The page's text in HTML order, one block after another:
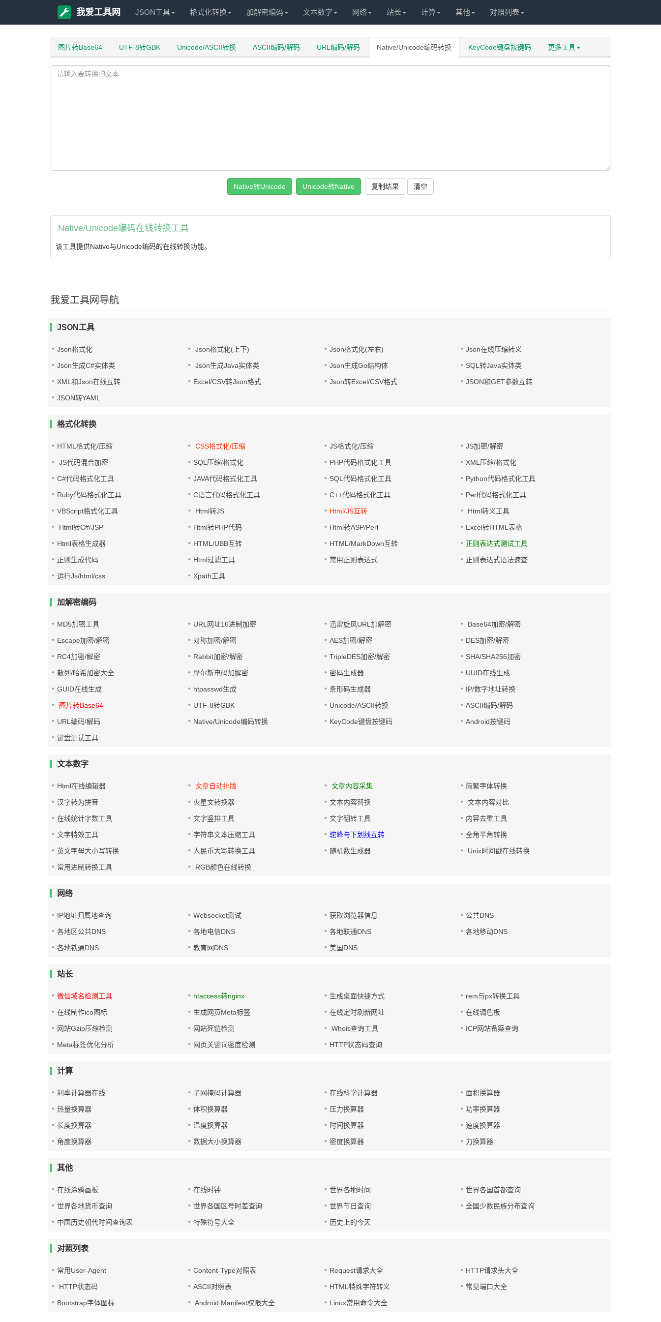
我爱工具网 JSON工具 格式化转换 加解密编码 文本数字 网络 站长 计算 其他 对照列表
图片转Base64 UTF-8转GBK Unicode/ASCII转换 ASCII编码/解码 URL编码/解码 Native/Unicode编码转换 KeyCode键盘按键码 更多工具
Native转Unicode Unicode转Native 复制结果
Native/Unicode编码在线转换工具
该工具提供Native与Unicode编码的在线转换功能。
我爱工具网导航
JSON工具
Json格式化 Json格式化(上下) Json格式化(左右) Json在线压缩转义
Json生成C#实体类 Json生成Java实体类 Json生成Go结构体 SQL转Java实体类
XML和Json在线互转 Excel/CSV转Json格式 Json转Excel/CSV格式 JSON和GET参数互转
JSON转YAML
格式化转换
HTML格式化/压缩 CSS格式化/压缩 JS格式化/压缩 JS加密/解密
JS代码混合加密 SQL压缩/格式化 PHP代码格式化工具 XML压缩/格式化
C#代码格式化工具 JAVA代码格式化工具 SQL代码格式化工具 Python代码格式化工具
Ruby代码格式化工具 C语言代码格式化工具 C++代码格式化工具 Perl代码格式化工具
VBScript格式化工具 Html转JS Html/JS互转 Html转义工具
Html转C#/JSP Html转PHP代码 Html转ASP/Perl Excel转HTML表格
Html表格生成器 HTML/UBB互转 HTML/MarkDown互转 正则表达式测试工具
正则生成代码 Html过滤工具 常用正则表达式 正则表达式语法速查
运行Js/html/css Xpath工具
加解密编码
MD5加密工具 URL网址16进制加密 迅雷旋风URL加解密 Base64加密/解密
Escape加密/解密 对称加密/解密 AES加密/解密 DES加密/解密
RC4加密/解密 Rabbit加密/解密 TripleDES加密/解密 SHA/SHA256加密
散列/哈希加密大全 摩尔斯电码加解密 密码生成器 UUID在线生成
GUID在线生成 htpasswd生成 条形码生成器 IP/数字地址转换
图片转Base64 UTF-8转GBK Unicode/ASCII转换 ASCII编码/解码
URL编码/解码 Native/Unicode编码转换 KeyCode键盘按键码 Android按键码
键盘测试工具
文本数字
Html在线编辑器 文章自动排版 文章内容采集 简繁字体转换
汉字转为拼音 火星文转换器 文本内容替换 文本内容对比
在线统计字数工具 文字竖排工具 文字翻转工具 内容去重工具
文字特效工具 字符串文本压缩工具 驼峰与下划线互转 全角半角转换
英文字母大小写转换 人民币大写转换工具 随机数生成器 Unix时间戳在线转换
常用进制转换工具 RGB颜色在线转换
网络
IP地址归属地查询 Websocket测试 获取浏览器信息 公共DNS
各地区公共DNS 各地电信DNS 各地联通DNS 各地移动DNS
各地铁通DNS 教育网DNS 美国DNS
站长
微信域名检测工具 htaccess转nginx 生成桌面快捷方式 rem与px转换工具
在线制作ico图标 生成网页Meta标签 在线定时刷新网址 在线调色板
网站Gzip压缩检测 网站死链检测 Whois查询工具 ICP网站备案查询
Meta标签优化分析 网页关键词密度检测 HTTP状态码查询
计算
利率计算器在线 子网掩码计算器 在线科学计算器 面积换算器
热量换算器 体积换算器 压力换算器 功率换算器
长度换算器 温度换算器 时间换算器 速度换算器
角度换算器 数据大小换算器 密度换算器 力换算器
其他
在线涂鸦画板 在线时钟 世界各地时间 世界各国首都查询
世界各地货币查询 世界各国区号时差查询 世界节日查询 全国少数民族分布查询
中国历史朝代时间查询表 特殊符号大全 历史上的今天
对照列表
常用User-Agent Content-Type对照表 Request请求大全 HTTP请求头大全
HTTP状态码 ASCII对照表 HTML特殊字符转义 常见端口大全
Bootstrap字体图标 Android Manifest权限大全 Linux常用命令大全